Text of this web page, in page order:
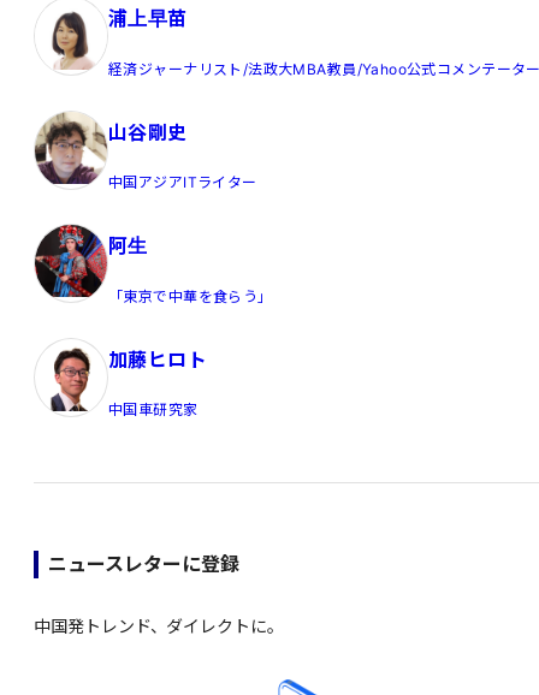
浦上早苗
経済ジャーナリスト/法政大MBA教員/Yahoo公式コメンテータ
山谷剛史
中国アジアITライター
阿生
「東京で中華を食らう」
加藤ヒロト
中国車研究家
ニュースレターに登録
中国発トレンド、ダイレクトに。